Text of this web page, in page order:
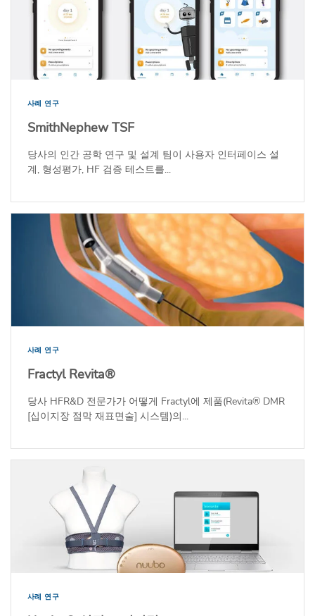
사례 연구
SmithNephew TSF
당사의 인간 공학 연구 및 설계 팀이 사용자 인터페이스 설
계, 형성평가, HF 검증 테스트를...
사례 연구
Fractyl Revita®
당사 HFR&D 전문가가 어떻게 Fractyl에 제품(Revita® DMR
[십이지장 점막 재표면술] 시스템)의...
사례 연구